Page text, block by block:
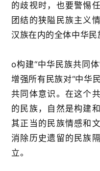
的歧视时，也要警惕
团结的狭隘民族主义
汉族在内的全体中华民
o构建“中华民族共同体
增强所有民族对“中华
共同体意识。在这个
的民族，自然是构建
其正当的民族情感和
消除历史遗留的民族
立。